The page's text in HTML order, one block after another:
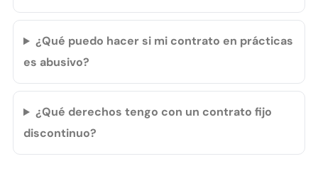
¿Qué puedo hacer si mi contrato en prácticas
es abusivo?
¿Qué derechos tengo con un contrato fijo
discontinuo?